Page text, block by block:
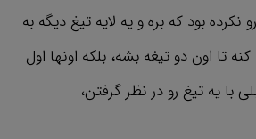
نکرده بود که بره و یه لایه تیغ دیگه به
تا اون دو تیغه بشه، بلکه اونها اول
با یه تیغ رو در نظر گرفتن،